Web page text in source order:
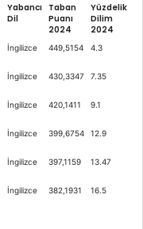
Yabancı
Dil
Taban
Puanı
2024
Yüzdelik
Dilim
2024
İngilizce 449,5154 4.3
İngilizce 430,3347 7.35
İngilizce 420,1411 9.1
İngilizce 399,6754 12.9
İngilizce 397,1159 13.47
İngilizce 382,1931 16.5